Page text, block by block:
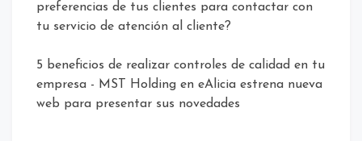
preferencias de tus clientes para contactar con
tu servicio de atención al cliente?
5 beneficios de realizar controles de calidad en tu
empresa - MST Holding en eAlicia estrena nueva
web para presentar sus novedades